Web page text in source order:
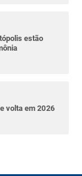
estão
volta em 2026